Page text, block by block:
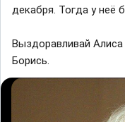
дeкaбpя. Toгдa у нeë
Выздоравливай Алиса
Борись.